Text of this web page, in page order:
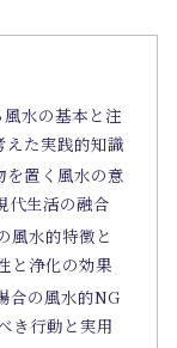
水の基本と注
えた実践的知識
を置く風水の意
代生活の融合
風水的特徴と
と浄化の効果
合の風水的NG
き行動と実用